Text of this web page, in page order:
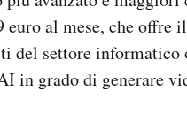
euro al mese, che
del settore
in grado di generare